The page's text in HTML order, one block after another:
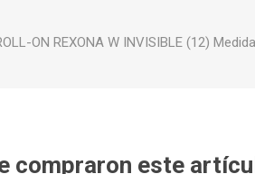
ON REXONA W INVISIBLE (12)
compraron este